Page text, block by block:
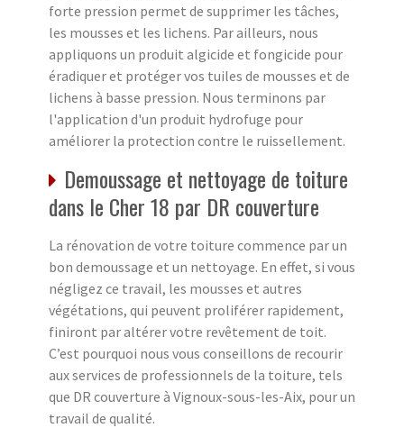
forte pression permet de supprimer les tâches,
les mousses et les lichens. Par ailleurs, nous
appliquons un produit algicide et fongicide pour
éradiquer et protéger vos tuiles de mousses et de
lichens à basse pression. Nous terminons par
l'application d'un produit hydrofuge pour
améliorer la protection contre le ruissellement.
Demoussage et nettoyage de toiture
dans le Cher 18 par DR couverture
La rénovation de votre toiture commence par un
bon demoussage et un nettoyage. En effet, si vous
négligez ce travail, les mousses et autres
végétations, qui peuvent proliférer rapidement,
finiront par altérer votre revêtement de toit.
C’est pourquoi nous vous conseillons de recourir
aux services de professionnels de la toiture, tels
que DR couverture à Vignoux-sous-les-Aix, pour un
travail de qualité.